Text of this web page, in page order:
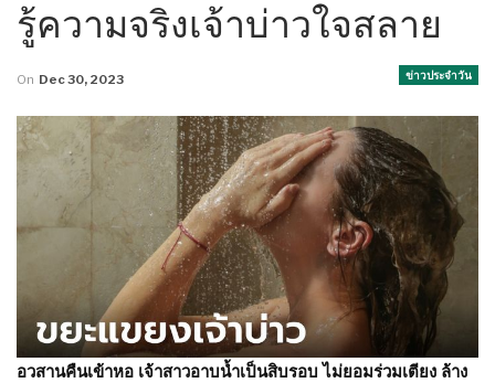
รู้ความจริงเจ้าบ่าวใจสลาย
ข่าวประจำวัน
On Dec 30, 2023
อวสานคืนเข้าหอ เจ้าสาวอาบน้ำเป็นสิบรอบ ไม่ยอมร่วมเตียง ล้าง